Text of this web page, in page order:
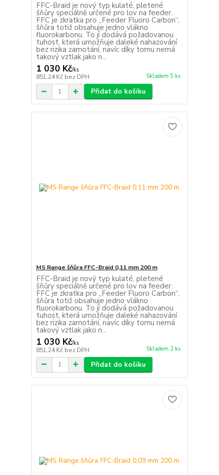
FFC-Braid je nový typ kulaté, pletené
šňůry speciálně určené pro lov na feeder.
FFC je zkratka pro „Feeder Fluoro Carbon“,
šňůra totiž obsahuje jedno vlákno
fluorokarbonu. To jí dodává požadovanou
tuhost, která umožňuje daleké nahazování
bez rizika zamotání, navíc díky tomu nemá
takový vztlak jako n...
1 030 Kč/ks
851,24 Kč bez DPH Skladem 5 ks
Přidat do košíku
MS Range šňůra FFC-Braid 0,11 mm 200 m
FFC-Braid je nový typ kulaté, pletené
šňůry speciálně určené pro lov na feeder.
FFC je zkratka pro „Feeder Fluoro Carbon“,
šňůra totiž obsahuje jedno vlákno
fluorokarbonu. To jí dodává požadovanou
tuhost, která umožňuje daleké nahazování
bez rizika zamotání, navíc díky tomu nemá
takový vztlak jako n...
1 030 Kč/ks
851,24 Kč bez DPH Skladem 2 ks
Přidat do košíku